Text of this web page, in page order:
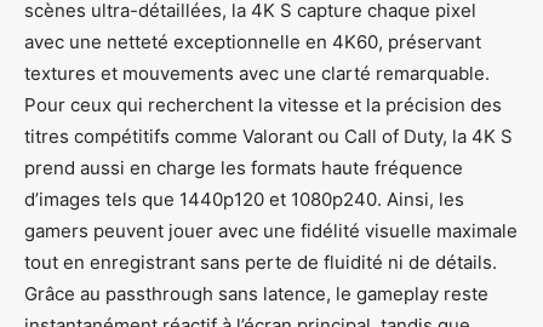
scènes ultra-détaillées, la 4K S capture chaque pixel
avec une netteté exceptionnelle en 4K60, préservant
textures et mouvements avec une clarté remarquable.
Pour ceux qui recherchent la vitesse et la précision des
titres compétitifs comme Valorant ou Call of Duty, la 4K S
prend aussi en charge les formats haute fréquence
d’images tels que 1440p120 et 1080p240. Ainsi, les
gamers peuvent jouer avec une fidélité visuelle maximale
tout en enregistrant sans perte de fluidité ni de détails.
Grâce au passthrough sans latence, le gameplay reste